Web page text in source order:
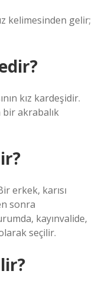
kelimesinden gelir;
kız kardeşidir.
akrabalık
erkek, karısı
sonra
kayınvalide,
seçilir.